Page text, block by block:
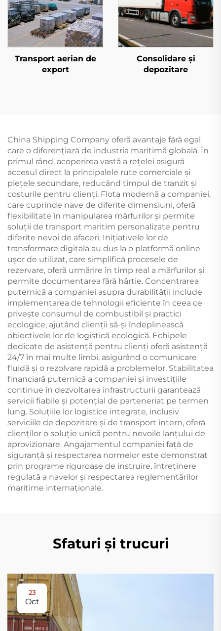
Transport aerian de
export
Consolidare și
depozitare
China Shipping Company oferă avantaje fără egal
care o diferenţiază de industria maritimă globală. În
primul rând, acoperirea vastă a rețelei asigură
accesul direct la principalele rute comerciale și
piețele secundare, reducând timpul de tranzit și
costurile pentru clienți. Flota modernă a companiei,
care cuprinde nave de diferite dimensiuni, oferă
flexibilitate în manipularea mărfurilor și permite
soluții de transport maritim personalizate pentru
diferite nevoi de afaceri. Inițiativele lor de
transformare digitală au dus la o platformă online
ușor de utilizat, care simplifică procesele de
rezervare, oferă urmărire în timp real a mărfurilor și
permite documentarea fără hârtie. Concentrarea
puternică a companiei asupra durabilității include
implementarea de tehnologii eficiente în ceea ce
privește consumul de combustibil și practici
ecologice, ajutând clienții să-și îndeplinească
obiectivele lor de logistică ecologică. Echipele
dedicate de asistență pentru clienți oferă asistență
24/7 în mai multe limbi, asigurând o comunicare
fluidă și o rezolvare rapidă a problemelor. Stabilitatea
financiară puternică a companiei și investițiile
continue în dezvoltarea infrastructurii garantează
servicii fiabile și potențial de parteneriat pe termen
lung. Soluțiile lor logistice integrate, inclusiv
serviciile de depozitare și de transport intern, oferă
clienților o soluție unică pentru nevoile lanțului de
aprovizionare. Angajamentul companiei faţă de
siguranţă şi respectarea normelor este demonstrat
prin programe riguroase de instruire, întreţinere
regulată a navelor şi respectarea reglementărilor
maritime internaţionale.
Sfaturi și trucuri
23
Oct